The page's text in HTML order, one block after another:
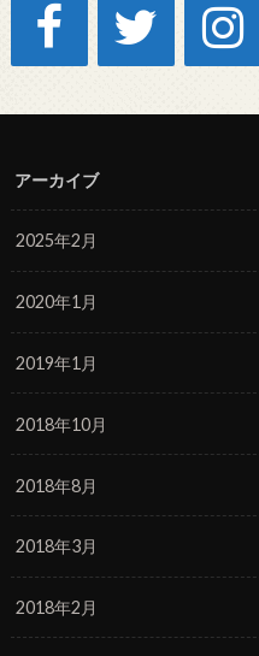
アーカイブ
2025年2月
2020年1月
2019年1月
2018年10月
2018年8月
2018年3月
2018年2月